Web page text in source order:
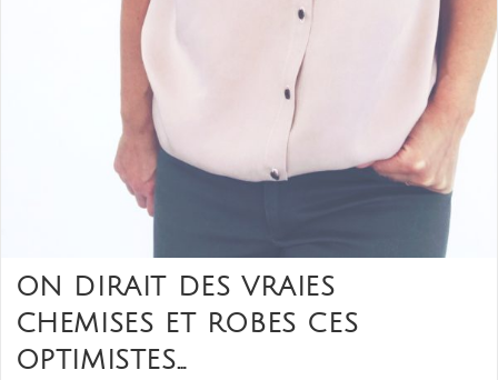
ON DIRAIT DES VRAIES
CHEMISES ET ROBES CES
OPTIMISTES…